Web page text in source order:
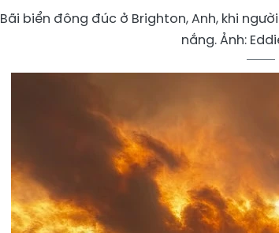
Bãi biển đông đúc ở Brighton, Anh, khi
nắng. Ảnh: